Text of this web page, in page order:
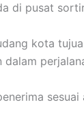
di pusat
kota
dalam
sesuai